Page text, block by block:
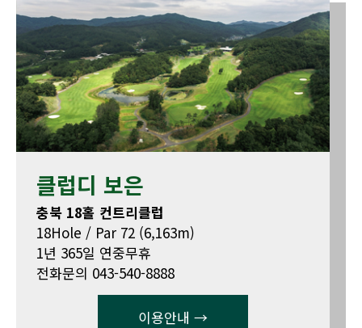
클럽디 보은
충북 18홀 컨트리클럽
18Hole / Par 72 (6,163m)
1년 365일 연중무휴
전화문의 043-540-8888
이용안내 →